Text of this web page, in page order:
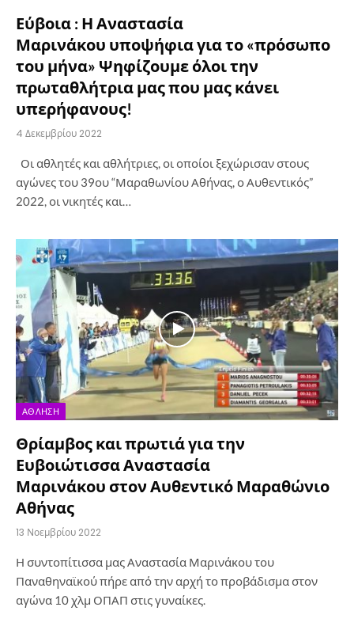
Εύβοια : Η Αναστασία
Μαρινάκου υποψήφια για το «πρόσωπο
του μήνα» Ψηφίζουμε όλοι την
πρωταθλήτρια μας που μας κάνει
υπερήφανους!
4 Δεκεμβρίου 2022
Οι αθλητές και αθλήτριες, οι οποίοι ξεχώρισαν στους
αγώνες του 39ου “Μαραθωνίου Αθήνας, ο Αυθεντικός”
2022, οι νικητές και…
ΆΘΛΗΣΗ
Θρίαμβος και πρωτιά για την
Ευβοιώτισσα Αναστασία
Μαρινάκου στον Αυθεντικό Μαραθώνιο
Αθήνας
13 Νοεμβρίου 2022
Η συντοπίτισσα μας Αναστασία Μαρινάκου του
Παναθηναϊκού πήρε από την αρχή το προβάδισμα στον
αγώνα 10 χλμ ΟΠΑΠ στις γυναίκες.